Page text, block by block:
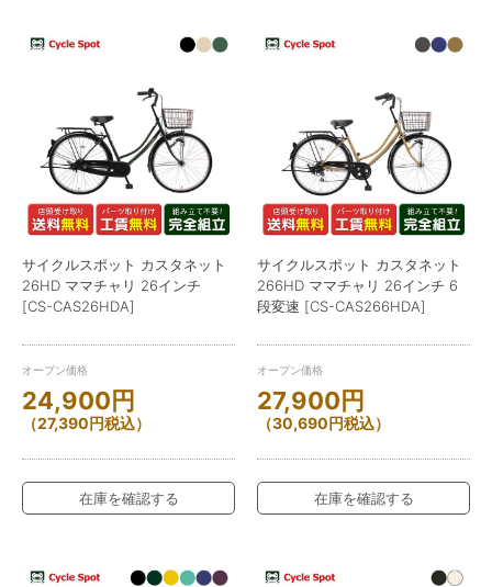
サイクルスポット カスタネット
26HD ママチャリ 26インチ
[CS-CAS26HDA]
オープン価格
24,900円
（27,390円税込）
在庫を確認する
サイクルスポット カスタネット
266HD ママチャリ 26インチ 6
段変速 [CS-CAS266HDA]
オープン価格
27,900円
（30,690円税込）
在庫を確認する